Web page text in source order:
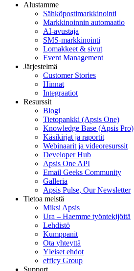
Alustamme
Sähköpostimarkkinointi
Markkinoinnin automaatio
AI-avustaja
SMS-markkinointi
Lomakkeet & sivut
Event Management
Järjestelmä
Customer Stories
Hinnat
Integraatiot
Resurssit
Blogi
Tietopankki (Apsis One)
Knowledge Base (Apsis Pro)
Käsikirjat ja raportit
Webinaarit ja videoresurssit
Developer Hub
Apsis One API
Email Geeks Community
Galleria
Apsis Pulse, Our Newsletter
Tietoa meistä
Miksi Apsis
Ura – Haemme työntekijöitä
Lehdistö
Kumppanit
Ota yhteyttä
Yleiset ehdot
efficy Group